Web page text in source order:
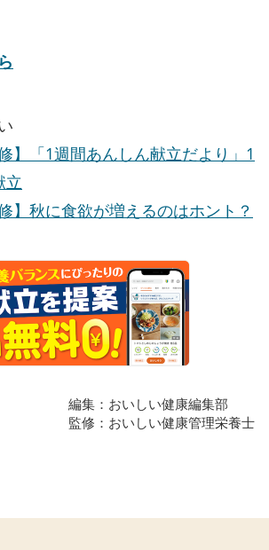
】「1週間あんしん献立だより」1
立
】秋に食欲が増えるのはホント？
編集：おいしい健康編集部
監修：おいしい健康管理栄養士